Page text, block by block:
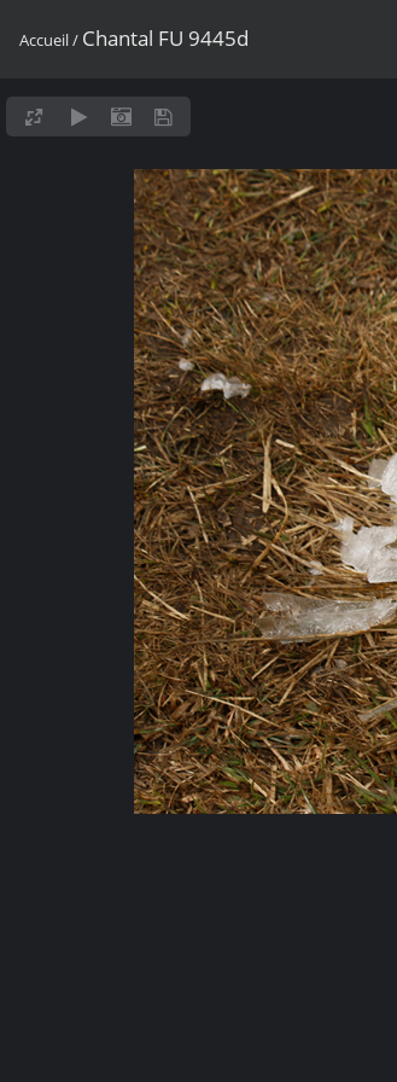
Accueil/ Chantal FU 9445d